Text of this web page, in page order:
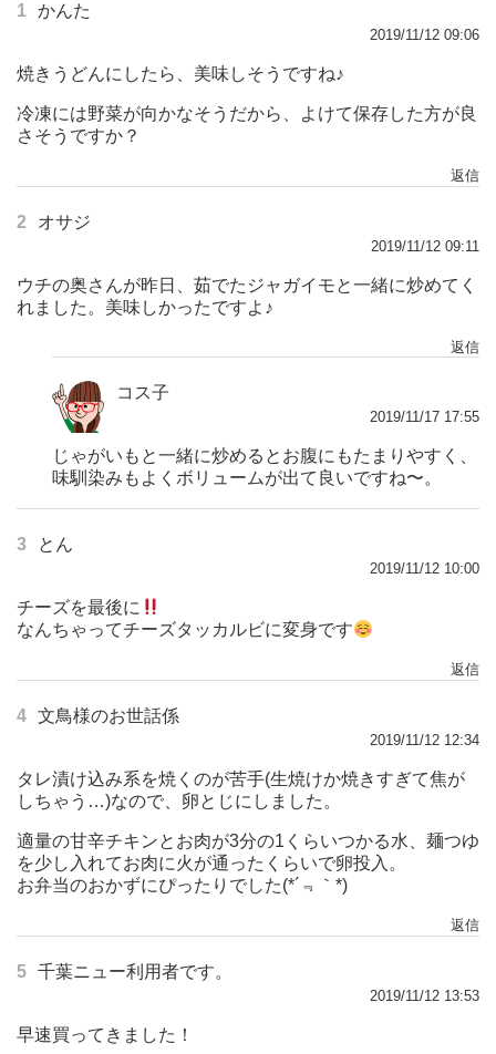
1 かんた
2019/11/12 09:06
焼きうどんにしたら、美味しそうですね♪
冷凍には野菜が向かなそうだから、よけて保存した方が良
さそうですか？
返信
2 オサジ
2019/11/12 09:11
ウチの奥さんが昨日、茹でたジャガイモと一緒に炒めてく
れました。美味しかったですよ♪
返信
コス子
2019/11/17 17:55
じゃがいもと一緒に炒めるとお腹にもたまりやすく、
味馴染みもよくボリュームが出て良いですね〜。
3 とん
2019/11/12 10:00
チーズを最後に
なんちゃってチーズタッカルビに変身です
返信
4 文鳥様のお世話係
2019/11/12 12:34
タレ漬け込み系を焼くのが苦手(生焼けか焼きすぎて焦が
しちゃう…)なので、卵とじにしました。
適量の甘辛チキンとお肉が3分の1くらいつかる水、麺つゆ
を少し入れてお肉に火が通ったくらいで卵投入。
お弁当のおかずにぴったりでした(*´﹃｀*)
返信
5 千葉ニュー利用者です。
2019/11/12 13:53
早速買ってきました！